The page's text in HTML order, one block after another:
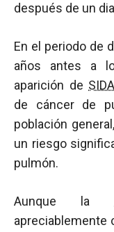
después de un
En el periodo de
años antes a
aparición de SIDA
de cáncer de
población
un riesgo
pulmón.
Aunque la
apreciablemente